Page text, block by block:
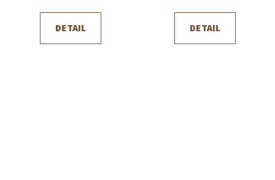
DETAIL DETAIL